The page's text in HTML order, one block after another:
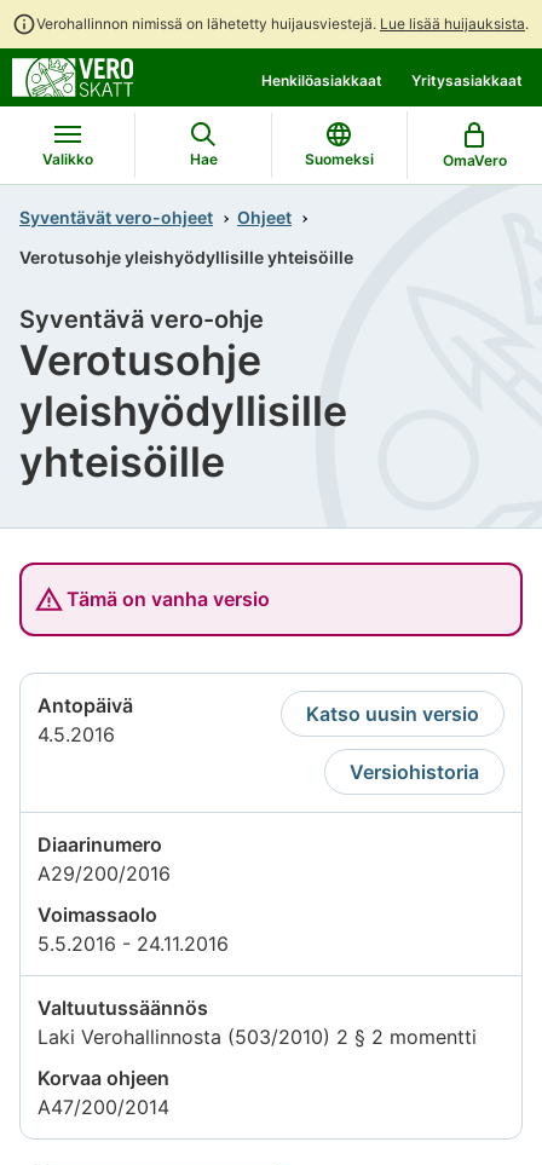
Verohallinnon nimissä on lähetetty huijausviestejä. Lue lisää huijauksista.
suoraan
sisältöön
koko
sivuston
hakuun
Henkilöasiakkaat Yritysasiakkaat
Valikko Hae Suomeksi OmaVero
Syventävät vero-ohjeet
Ohjeet
Verotusohje yleishyödyllisille yhteisöille
Verotusohje
yleishyödyllisille
yhteisöille
Syventävä vero-ohje
Tämä on vanha versio
Antopäivä
4.5.2016
Katso uusin versio
Versiohistoria
Diaarinumero
A29/200/2016
Voimassaolo
5.5.2016 - 24.11.2016
Valtuutussäännös
Laki Verohallinnosta (503/2010) 2 § 2 momentti
Korvaa ohjeen
A47/200/2014